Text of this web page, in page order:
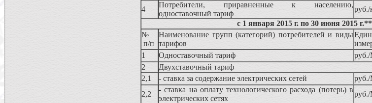
4
Потребители, приравненные к населению,
одноставочный тариф
с 1 января 2015 г. по 30 июня 2015 г.**
№
п/п
Наименование групп (категорий) потребителей и виды
тарифов
1
Одноставочный тариф
2
Двухставочный тариф
2,1
- ставка за содержание электрических сетей
2,2
- ставка на оплату технологического расхода (потерь) в
электрических сетях